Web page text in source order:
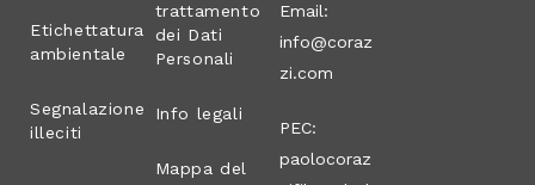
Etichettatura
ambientale
Segnalazione
illeciti
trattamento
dei Dati
Personali
Info legali
Mappa del
Email:
info@coraz
zi.com
PEC:
paolocoraz